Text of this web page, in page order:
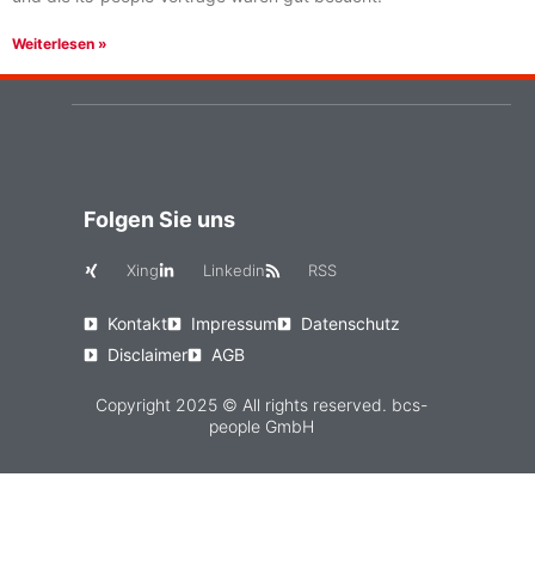
Weiterlesen »
Folgen Sie uns
Xing Linkedin RSS
Kontakt Impressum
Datenschutz
Disclaimer
AGB
Copyright 2025 © All rights reserved. bcs-
people GmbH